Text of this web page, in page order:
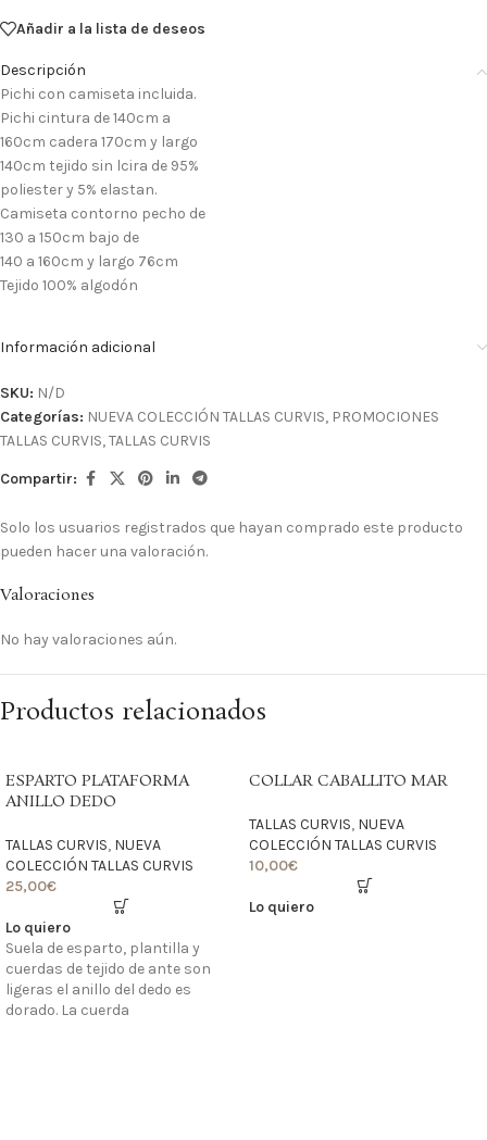
Añadir a la lista de deseos
Descripción
Pichi con camiseta incluida.
Pichi cintura de 140cm a
160cm cadera 170cm y largo
140cm tejido sin lcira de 95%
poliester y 5% elastan.
Camiseta contorno pecho de
130 a 150cm bajo de
140 a 160cm y largo 76cm
Tejido 100% algodón
Información adicional
SKU: N/D
Categorías: NUEVA COLECCIÓN TALLAS CURVIS, PROMOCIONES
TALLAS CURVIS,TALLAS CURVIS
Compartir:
Valoraciones
No hay valoraciones aún.
Solo los usuarios registrados que hayan comprado este producto
pueden hacer una valoración.
Productos relacionados
ESPARTO PLATAFORMA
ANILLO DEDO
TALLAS CURVIS, NUEVA
COLECCIÓN TALLAS CURVIS
25,00€
Lo quiero
Suela de esparto, plantilla y
cuerdas de tejido de ante son
ligeras el anillo del dedo es
dorado. La cuerda
COLLAR CABALLITO MAR
TALLAS CURVIS, NUEVA
COLECCIÓN TALLAS CURVIS
10,00€
Lo quiero